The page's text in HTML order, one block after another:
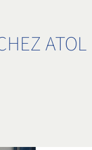
ATOL